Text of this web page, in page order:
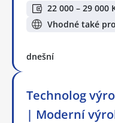
22 000 – 29 000
Vhodné také
dnešní
Technolog
| Moderní